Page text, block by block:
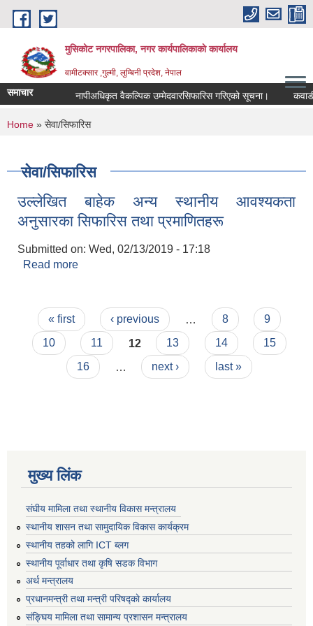
Skip to main content
मुसिकोट नगरपालिका, नगर कार्यपालिकाकाे कार्यालय
वामीटक्सार ,गुल्मी, लुम्बिनी प्रदेश, नेपाल
समाचार नापीअधिकृत वैकल्पिक उम्मेदवारसिफारिस गरिएको सूचना। कवाडी
You are here
Home » सेवा/सिफारिस
सेवा/सिफारिस
उल्लेखित बाहेक अन्य स्थानीय आवश्यकता
अनुसारका सिफारिस तथा प्रमाणितहरू
Submitted on: Wed, 02/13/2019 - 17:18
Read more
Pages
« first ‹ previous 8
9
10
11 12 13 14
15
16
next › last »
मुख्य लिंक
संघीय मामिला तथा स्थानीय विकास मन्त्रालय
स्थानीय शासन तथा सामुदायिक विकास कार्यक्रम
स्थानीय तहको लागि ICT ब्लग
स्थानीय पूर्वाधार तथा कृषि सडक विभाग
अर्थ मन्त्रालय
प्रधानमन्त्री तथा मन्त्री परिषद्काे कार्यालय
संङ्घिय मामिला तथा सामान्य प्रशासन मन्त्रालय